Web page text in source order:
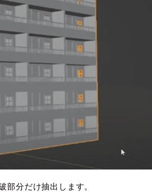
部分だけ抽出します。